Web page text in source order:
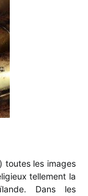
toutes les images
tellement la
Dans les